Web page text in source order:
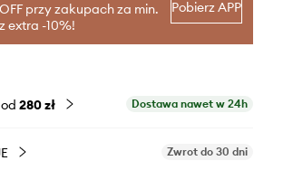
przy zakupach za min.
extra -10%!
Pobierz APP
280 zł Dostawa nawet w 24h
Zwrot do 30 dni